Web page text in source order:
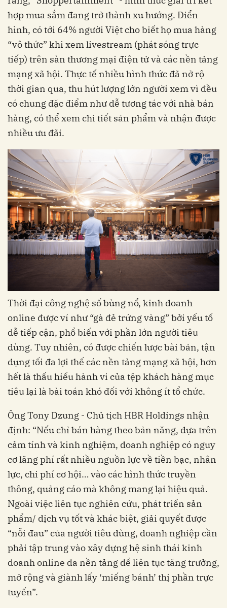
hợp mua sắm đang trở thành xu hướng. Điển
hình, có tới 64% người Việt cho biết họ mua hàng
“vô thức” khi xem livestream (phát sóng trực
tiếp) trên sàn thương mại điện tử và các nền tảng
mạng xã hội. Thực tế nhiều hình thức đã nở rộ
thời gian qua, thu hút lượng lớn người xem vì đều
có chung đặc điểm như dễ tương tác với nhà bán
hàng, có thể xem chi tiết sản phẩm và nhận được
nhiều ưu đãi.
Thời đại công nghệ số bùng nổ, kinh doanh
online được ví như “gà đẻ trứng vàng” bởi yếu tố
dễ tiếp cận, phổ biến với phần lớn người tiêu
dùng. Tuy nhiên, có được chiến lược bài bản, tận
dụng tối đa lợi thế các nền tảng mạng xã hội, hơn
hết là thấu hiểu hành vi của tệp khách hàng mục
tiêu lại là bài toán khó đối với không ít tổ chức.
Ông Tony Dzung - Chủ tịch HBR Holdings nhận
định: “Nếu chỉ bán hàng theo bản năng, dựa trên
cảm tính và kinh nghiệm, doanh nghiệp có nguy
cơ lãng phí rất nhiều nguồn lực về tiền bạc, nhân
lực, chi phí cơ hội… vào các hình thức truyền
thông, quảng cáo mà không mang lại hiệu quả.
Ngoài việc liên tục nghiên cứu, phát triển sản
phẩm/ dịch vụ tốt và khác biệt, giải quyết được
“nỗi đau” của người tiêu dùng, doanh nghiệp cần
phải tập trung vào xây dựng hệ sinh thái kinh
doanh online đa nền tảng để liên tục tăng trưởng,
mở rộng và giành lấy ‘miếng bánh’ thị phần trực
tuyến”.